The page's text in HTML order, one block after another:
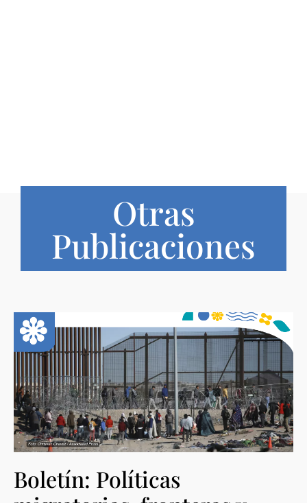
Otras
Publicaciones
Boletín: Políticas